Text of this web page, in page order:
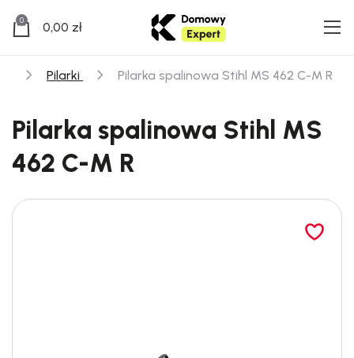
0 0,00 zł
Pilarki Pilarka spalinowa Stihl MS 462 C-M R
Pilarka spalinowa Stihl MS
462 C-M R